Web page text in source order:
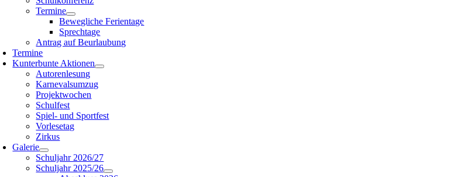
Termine
Bewegliche Ferientage
Sprechtage
Antrag auf Beurlaubung
Termine
Kunterbunte Aktionen
Autorenlesung
Karnevalsumzug
Projektwochen
Schulfest
Spiel- und Sportfest
Vorlesetag
Zirkus
Galerie
Schuljahr 2026/27
Schuljahr 2025/26